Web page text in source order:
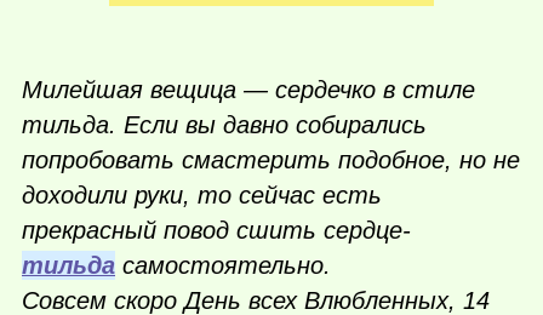
Милейшая вещица — сердечко в стиле
тильда. Если вы давно собирались
попробовать смастерить подобное, но не
доходили руки, то сейчас есть
прекрасный повод сшить сердце-
тильда самостоятельно.
Совсем скоро День всех Влюбленных, 14